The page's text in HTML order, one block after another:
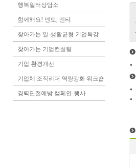
행복일터상담소
함께해요! 멘토, 멘티
찾아가는 일·생활균형 기업특강
찾아가는 기업컨설팅
기업 환경개선
기업체 조직리더 역량강화 워크숍
경력단절예방 캠페인·행사